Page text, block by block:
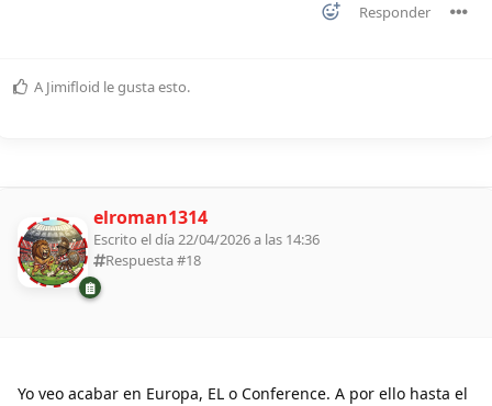
Responder
A Jimifloid le gusta esto.
elroman1314
Escrito el día 22/04/2026 a las 14:36
Respuesta #18
Yo veo acabar en Europa, EL o Conference. A por ello hasta el